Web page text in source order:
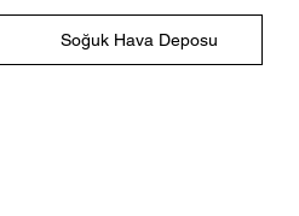
Soğuk Hava Deposu